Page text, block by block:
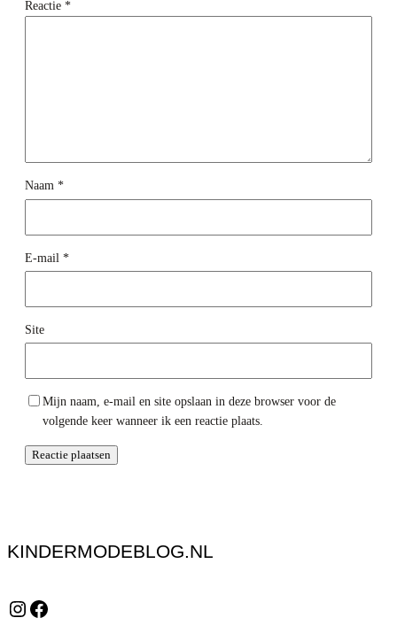
Reactie *
Naam *
E-mail *
Site
Mijn naam, e-mail en site opslaan in deze browser voor de
volgende keer wanneer ik een reactie plaats.
KINDERMODEBLOG.NL
Instagram Facebook